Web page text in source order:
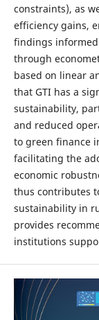
constraints), as
efficiency gains,
findings
through
based on linear
that GTI has a
sustainability,
and reduced
to green finance
facilitating the
economic
thus contributes
sustainability in
provides
institutions